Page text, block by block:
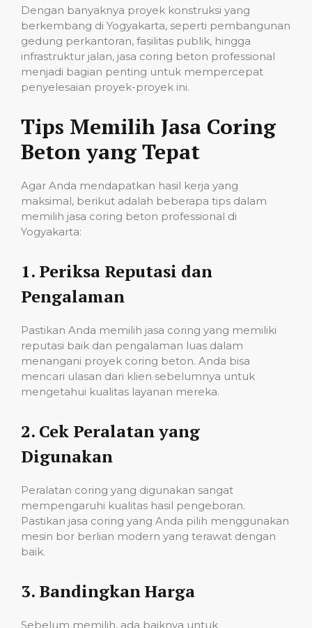
Dengan banyaknya proyek konstruksi yang
berkembang di Yogyakarta, seperti pembangunan
gedung perkantoran, fasilitas publik, hingga
infrastruktur jalan, jasa coring beton professional
menjadi bagian penting untuk mempercepat
penyelesaian proyek-proyek ini.
Tips Memilih Jasa Coring
Beton yang Tepat
Agar Anda mendapatkan hasil kerja yang
maksimal, berikut adalah beberapa tips dalam
memilih jasa coring beton professional di
Yogyakarta:
1. Periksa Reputasi dan
Pengalaman
Pastikan Anda memilih jasa coring yang memiliki
reputasi baik dan pengalaman luas dalam
menangani proyek coring beton. Anda bisa
mencari ulasan dari klien sebelumnya untuk
mengetahui kualitas layanan mereka.
2. Cek Peralatan yang
Digunakan
Peralatan coring yang digunakan sangat
mempengaruhi kualitas hasil pengeboran.
Pastikan jasa coring yang Anda pilih menggunakan
mesin bor berlian modern yang terawat dengan
baik.
3. Bandingkan Harga
Sebelum memilih, ada baiknya untuk